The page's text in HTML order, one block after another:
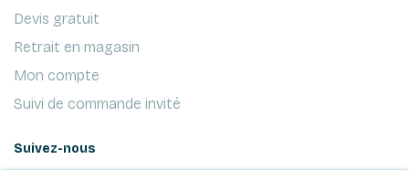
Devis gratuit
Retrait en magasin
Mon compte
Suivi de commande invité
Suivez-nous